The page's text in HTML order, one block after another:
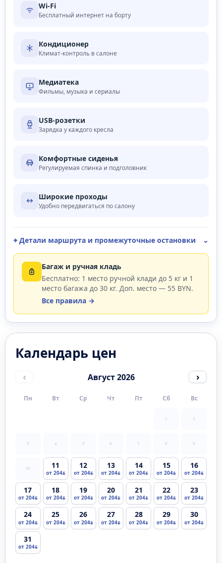
Wi‑Fi
Бесплатный интернет на борту
Кондиционер
Климат-контроль в салоне
Медиатека
Фильмы, музыка и сериалы
USB-розетки
Зарядка у каждого кресла
Комфортные сиденья
Регулируемая спинка и подголовник
Широкие проходы
Удобно передвигаться по салону
⌖ Детали маршрута и промежуточные остановки ⌄
Багаж и ручная кладь
Бесплатно: 1 место ручной клади до 5 кг и 1
место багажа до 30 кг. Доп. место — 55 BYN.
Все правила →
Календарь цен
‹ Август 2026 ›
Пн Вт Ср Чт Пт Сб Вс
1 2
3 4 5 6 7 8 9
10 11
от 204
12
от 204
13
от 204
14
от 204
15
от 204
16
от 204
17
от 204
18
от 204
19
от 204
20
от 204
21
от 204
22
от 204
23
от 204
24
от 204
25
от 204
26
от 204
27
от 204
28
от 204
29
от 204
30
от 204
31
от 204